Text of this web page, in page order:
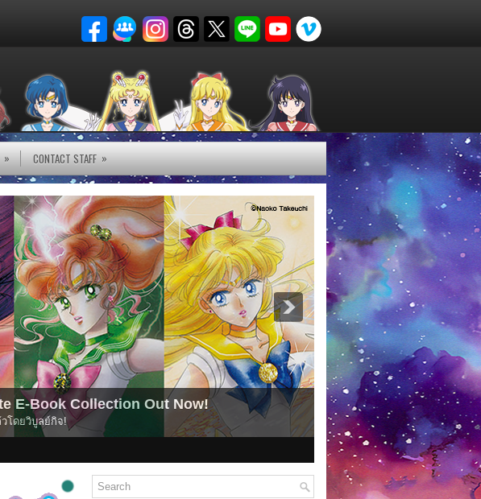
» CONTACT STAFF »
(NEWS) Pretty Guardian Sailor Moon Now Available
(ข่าวสาร) อนิเมะ Pretty Guardian Sailor Moon เปิดให้รับชมได้แล้วบนระบบสตรีมมิ่ง